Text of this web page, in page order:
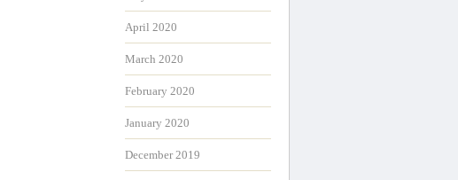
April 2020
March 2020
February 2020
January 2020
December 2019